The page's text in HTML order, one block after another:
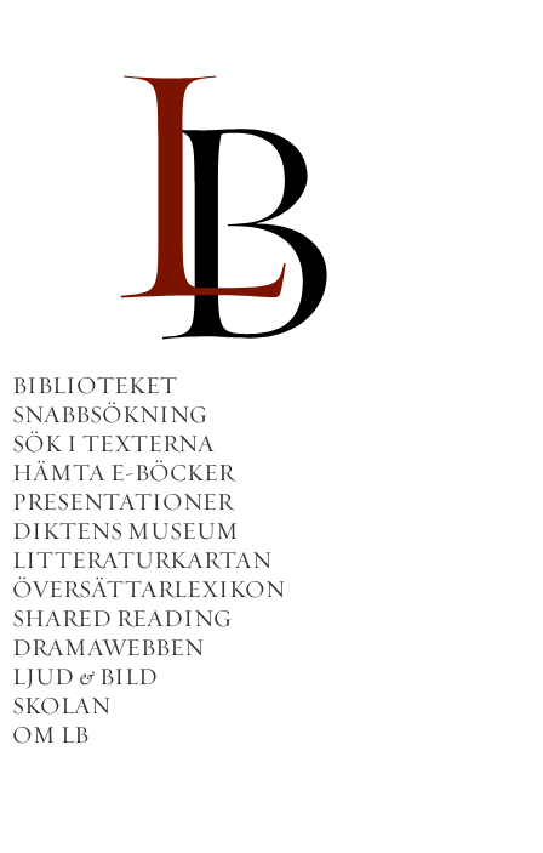
BIBLIOTEKET
SNABBSÖKNING
SÖK I TEXTERNA
HÄMTA E-BÖCKER
PRESENTATIONER
DIKTENS MUSEUM
LITTERATURKARTAN
ÖVERSÄTTARLEXIKON
SHARED READING
DRAMAWEBBEN
LJUD & BILD
SKOLAN
OM LB